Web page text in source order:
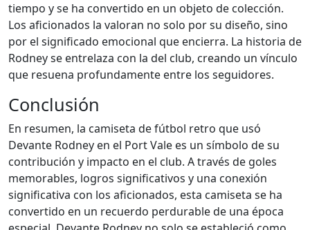
tiempo y se ha convertido en un objeto de colección.
Los aficionados la valoran no solo por su diseño, sino
por el significado emocional que encierra. La historia de
Rodney se entrelaza con la del club, creando un vínculo
que resuena profundamente entre los seguidores.
Conclusión
En resumen, la camiseta de fútbol retro que usó
Devante Rodney en el Port Vale es un símbolo de su
contribución y impacto en el club. A través de goles
memorables, logros significativos y una conexión
significativa con los aficionados, esta camiseta se ha
convertido en un recuerdo perdurable de una época